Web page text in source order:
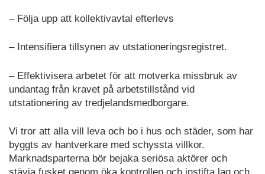
– Följa upp att kollektivavtal efterlevs
– Intensifiera tillsynen av utstationeringsregistret.
– Effektivisera arbetet för att motverka missbruk av
undantag från kravet på arbetstillstånd vid
utstationering av tredjelandsmedborgare.
Vi tror att alla vill leva och bo i hus och städer, som har
byggts av hantverkare med schyssta villkor.
Marknadsparterna bör bejaka seriösa aktörer och